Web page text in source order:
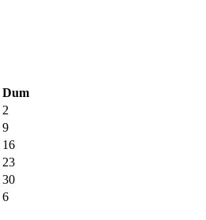
Dum
2
9
16
23
30
6